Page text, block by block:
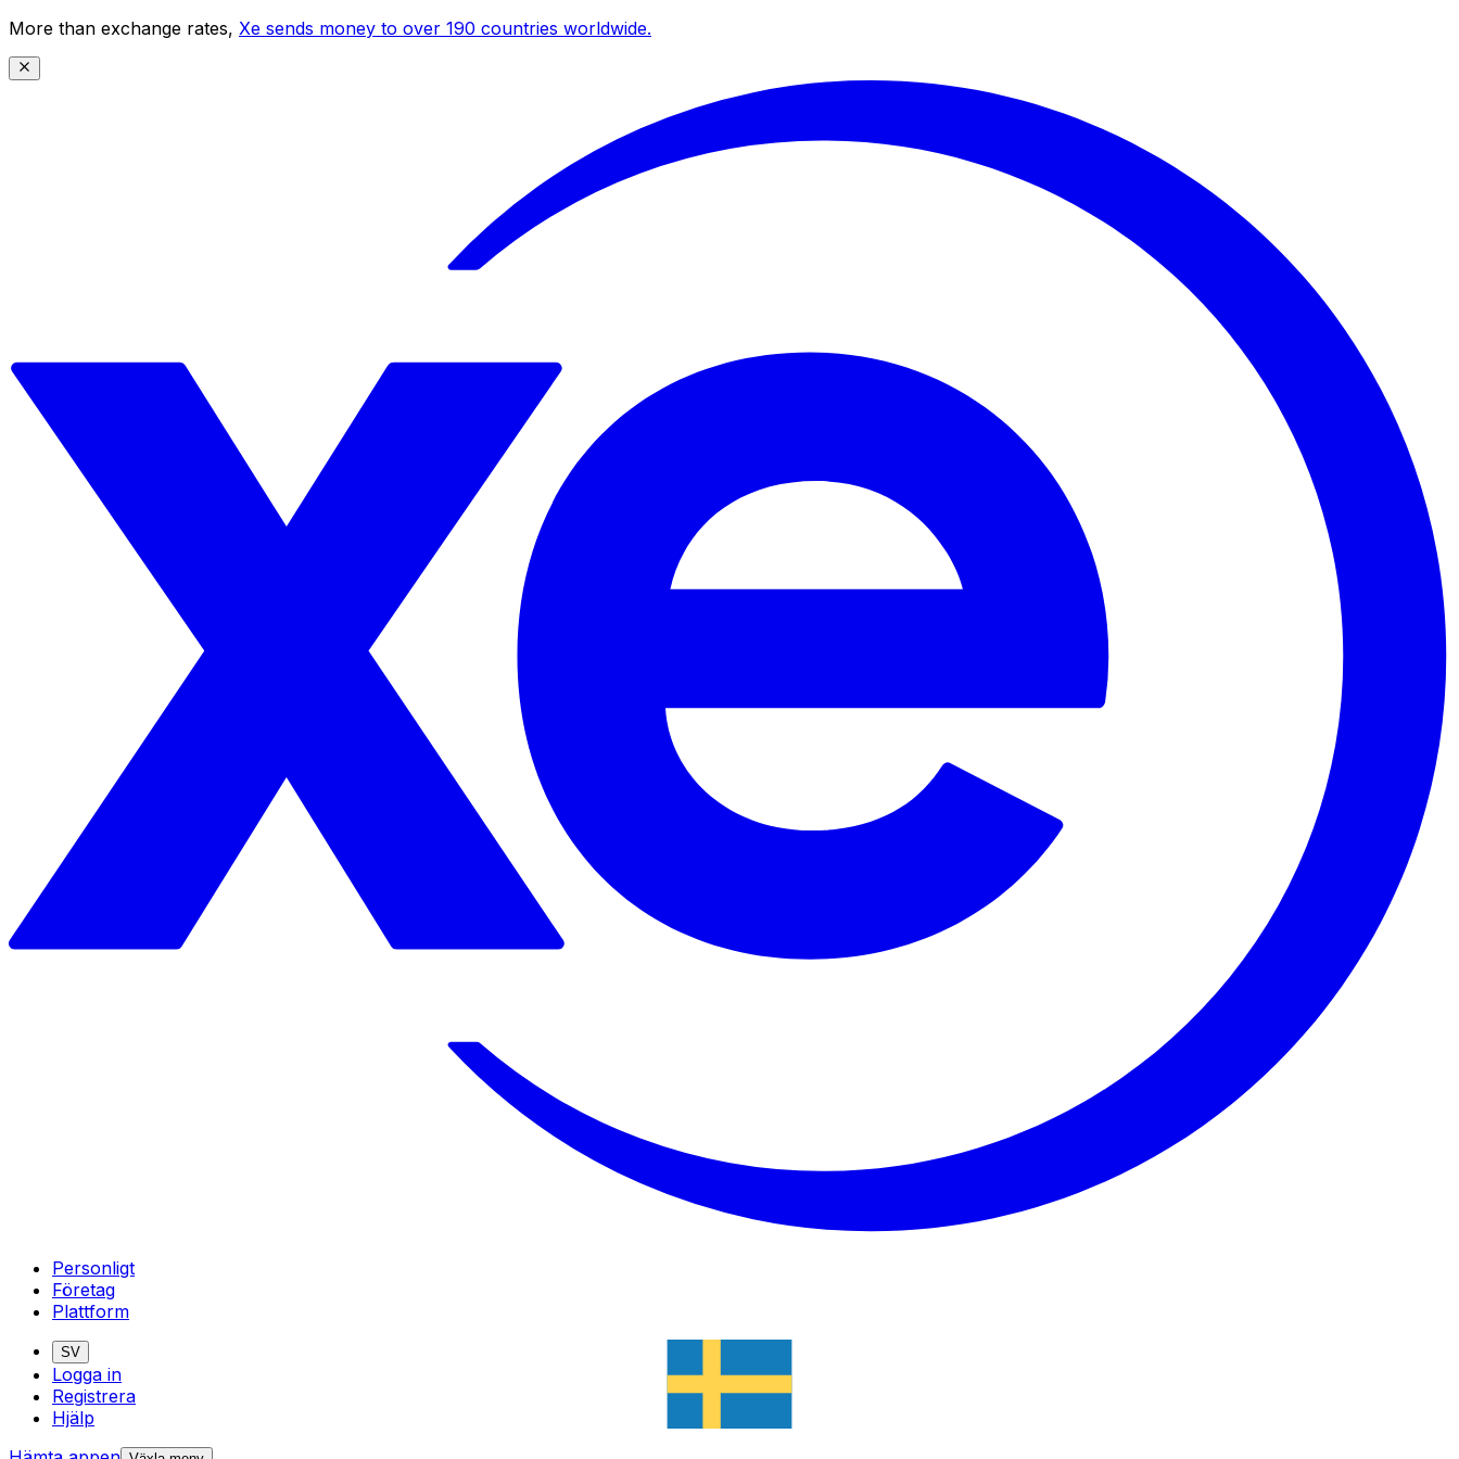
More than exchange rates, Xe sends money to over 190 countries worldwide.
Personligt
Företag
Plattform
SV
Logga in
Registrera
Hjälp